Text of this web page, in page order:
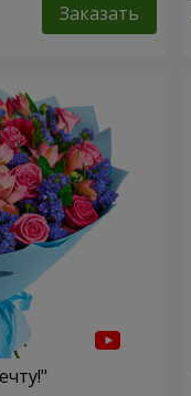
Заказать